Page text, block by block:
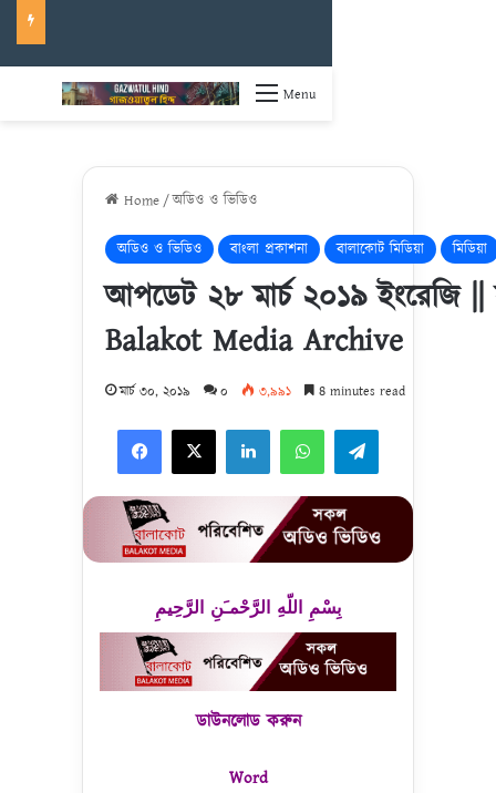
Menu
Home /অডিও ও ভিডিও
অডিও ও ভিডিও বাংলা প্রকাশনা বালাকোট মিডিয়া মিডিয়া
আপডেট ২৮ মার্চ ২০১৯ ইংরেজি
Balakot Media Archive
মার্চ ৩০, ২০১৯ ০ ৩,৯৯১ ৪ minutes read
بِسْمِ اللّهِ الرَّحْمـَنِ الرَّحِيمِ
ডাউনলোড করুন
Word